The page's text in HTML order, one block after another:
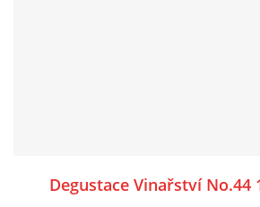
FOTOALBUM
Degustace Vinařství No.44